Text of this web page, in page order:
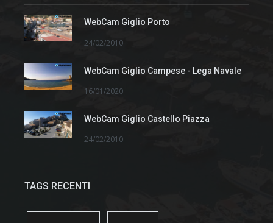
WebCam Giglio Porto
24/02/2010
WebCam Giglio Campese - Lega Navale
16/01/2020
WebCam Giglio Castello Piazza
24/02/2010
TAGS RECENTI